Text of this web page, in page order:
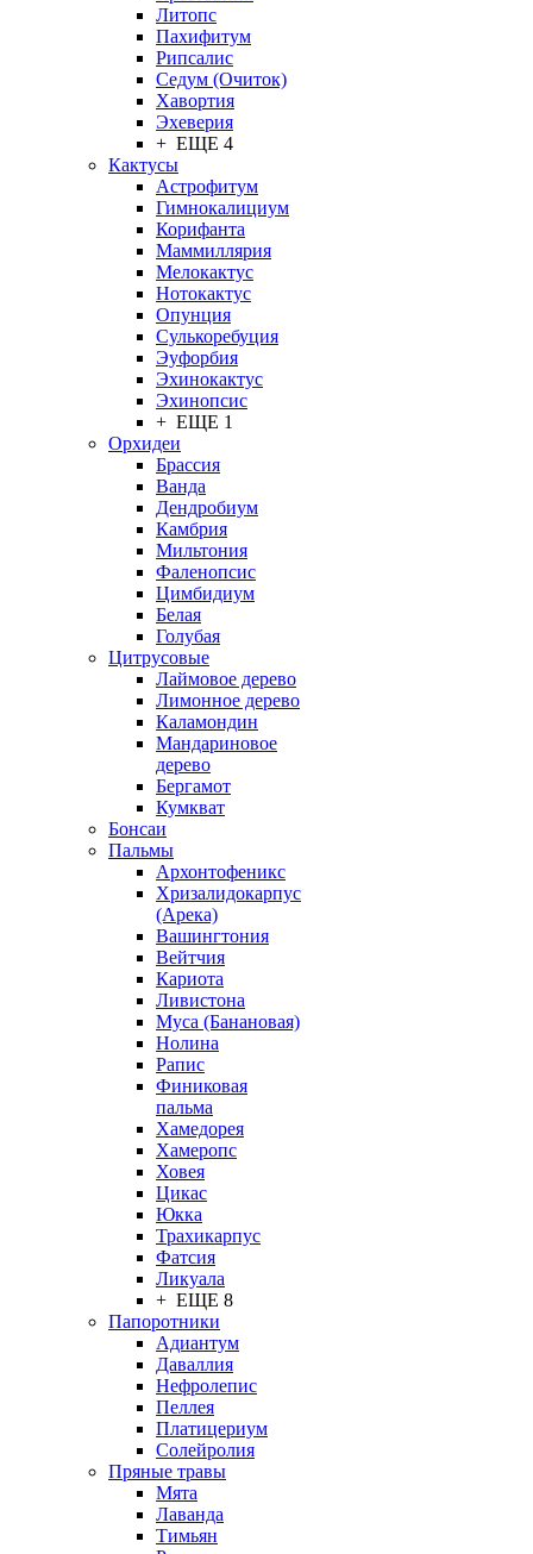
Литопс
Пахифитум
Рипсалис
Седум (Очиток)
Хавортия
Эхеверия
+ ЕЩЕ 4
Кактусы
Астрофитум
Гимнокалициум
Корифанта
Маммиллярия
Мелокактус
Нотокактус
Опунция
Сулькоребуция
Эуфорбия
Эхинокактус
Эхинопсис
+ ЕЩЕ 1
Орхидеи
Брассия
Ванда
Дендробиум
Камбрия
Мильтония
Фаленопсис
Цимбидиум
Белая
Голубая
Цитрусовые
Лаймовое дерево
Лимонное дерево
Каламондин
Мандариновое
дерево
Бергамот
Кумкват
Бонсаи
Пальмы
Архонтофеникс
Хризалидокарпус
(Арека)
Вашингтония
Вейтчия
Кариота
Ливистона
Муса (Банановая)
Нолина
Рапис
Финиковая
пальма
Хамедорея
Хамеропс
Ховея
Цикас
Юкка
Трахикарпус
Фатсия
Ликуала
+ ЕЩЕ 8
Папоротники
Адиантум
Даваллия
Нефролепис
Пеллея
Платицериум
Солейролия
Пряные травы
Мята
Лаванда
Тимьян